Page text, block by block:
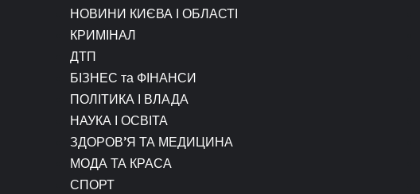
НОВИНИ КИЄВА І ОБЛАСТІ
КРИМІНАЛ
ДТП
БІЗНЕС та ФІНАНСИ
ПОЛІТИКА І ВЛАДА
НАУКА І ОСВІТА
ЗДОРОВ’Я ТА МЕДИЦИНА
МОДА ТА КРАСА
СПОРТ